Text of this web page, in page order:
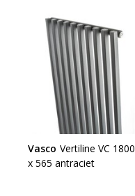
Vasco Vertiline VC 1800
x 565 antraciet